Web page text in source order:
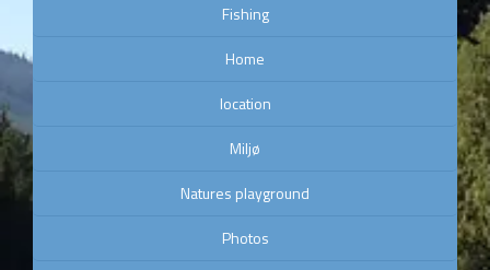
Fishing
Home
location
Miljø
Natures playground
Photos